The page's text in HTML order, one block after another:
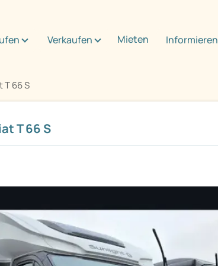
Verkaufen Mieten Informieren
T 66 S
T 66 S